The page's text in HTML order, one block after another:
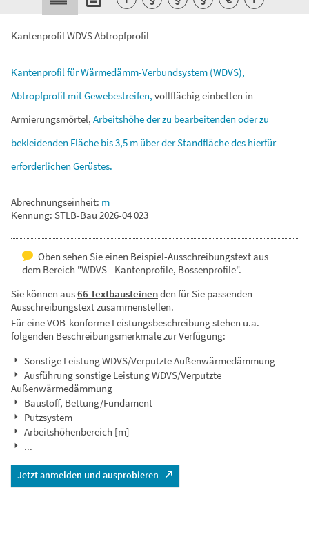
Kantenprofil WDVS Abtropfprofil
KantenprofilfürWärmedämm-Verbundsystem (WDVS),
Abtropfprofil mitGewebestreifen, vollflächigeinbetten in
Armierungsmörtel, Arbeitshöhederzu bearbeitenden oderzu
bekleidenden Fläche bis3,5 m überderStandflächedes hierfür
erforderlichen Gerüstes.
Abrechnungseinheit: m
Kennung: STLB-Bau 2026-04 023
Oben sehen Sie einen Beispiel-Ausschreibungstext aus
dem Bereich "WDVS - Kantenprofile, Bossenprofile".
Sie können aus66 Textbausteinenden für Sie passenden
Ausschreibungstext zusammenstellen.
Für eine VOB-konforme Leistungsbeschreibung stehen u.a.
folgenden Beschreibungsmerkmale zur Verfügung:
Sonstige Leistung WDVS/Verputzte Außenwärmedämmung
Ausführung sonstige Leistung WDVS/Verputzte
Außenwärmedämmung
Baustoff, Bettung/Fundament
Putzsystem
Arbeitshöhenbereich [m]
...
Jetzt anmelden und ausprobieren